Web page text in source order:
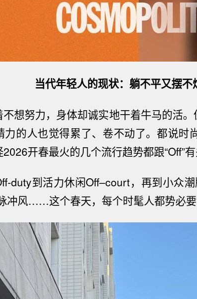
当代年轻人的现状：躺不平又摆不
想努力，身体却诚实地干着牛马的活。
力的人也觉得累了、卷不动了。都说时
2026开春最火的几个流行趋势都跟“Off”有
duty到活力休闲Off–court，再到小众
冲风……这个春天，每个时髦人都势必要